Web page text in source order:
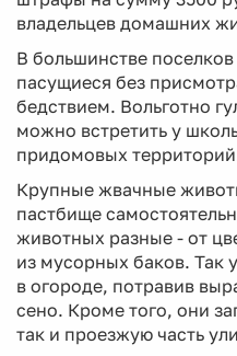
владельцев домашних
В большинстве
пасущиеся без
бедствием. Вольготно
можно встретить у
придомовых
Крупные жвачные
пастбище
животных разные - от
из мусорных баков. Так
в огороде, потравив
сено. Кроме того, они
так и проезжую часть